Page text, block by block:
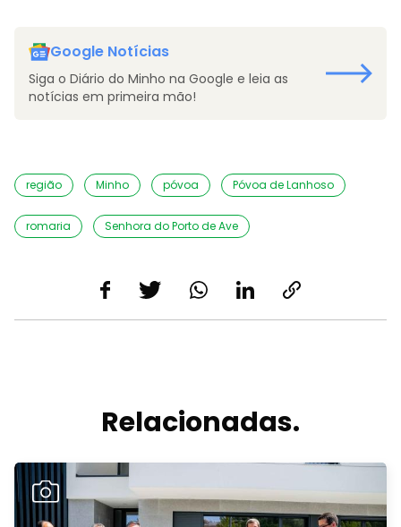
Google Notícias
Siga o Diário do Minho na Google e leia as
notícias em primeira mão!
região Minho póvoa Póvoa de Lanhoso
romaria Senhora do Porto de Ave
Relacionadas.